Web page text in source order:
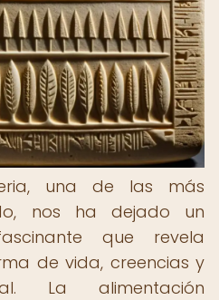
una de las más
nos ha dejado un
que revela
de vida, creencias y
La alimentación